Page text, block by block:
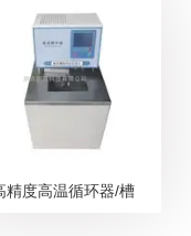
精度高温循环器/槽